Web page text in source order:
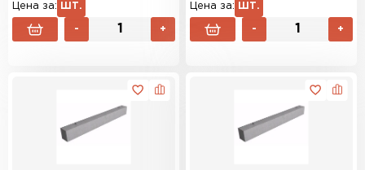
Цена за: ШТ.
- +
Цена за: ШТ.
- +